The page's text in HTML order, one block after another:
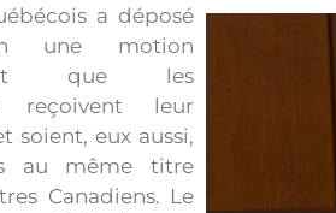
a déposé
une motion
que les
reçoivent leur
soient, eux aussi,
au même titre
Canadiens. Le